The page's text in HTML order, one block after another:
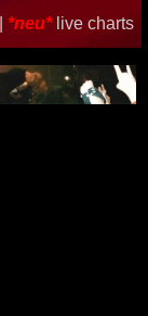
*neu* live charts